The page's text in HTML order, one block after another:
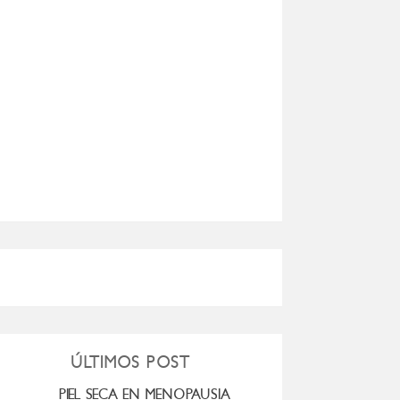
ÚLTIMOS POST
PIEL SECA EN MENOPAUSIA